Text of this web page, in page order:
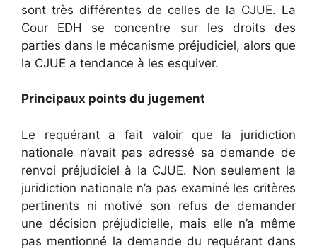
sont très différentes de celles de la CJUE. La
Cour EDH se concentre sur les droits des
parties dans le mécanisme préjudiciel, alors que
la CJUE a tendance à les esquiver.
Principaux points du jugement
Le requérant a fait valoir que la juridiction
nationale n’avait pas adressé sa demande de
renvoi préjudiciel à la CJUE. Non seulement la
juridiction nationale n’a pas examiné les critères
pertinents ni motivé son refus de demander
une décision préjudicielle, mais elle n’a même
pas mentionné la demande du requérant dans